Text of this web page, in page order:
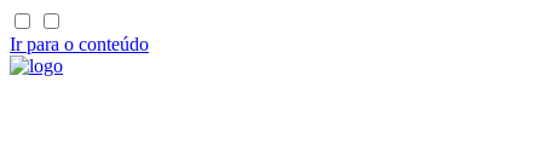
Ir para o conteúdo